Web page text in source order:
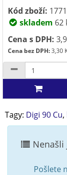
Kód zboží:
skladem 62
Cena s DPH:
Cena bez DPH:3,30
Tagy: Digi 90 Cu,
Nenašli
Pošlete